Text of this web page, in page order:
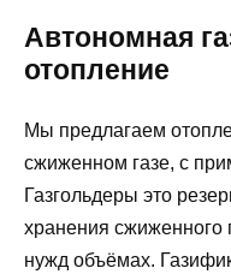
Автономная
отопление
Мы предлагаем
сжиженном газе, с
Газгольдеры это
хранения сжиженного
нужд объёмах.